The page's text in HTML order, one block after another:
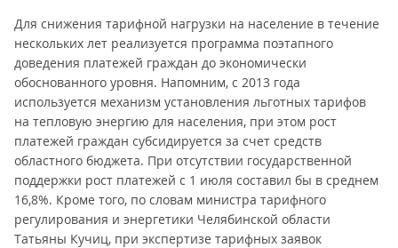
Для снижения тарифной нагрузки на население в течение
нескольких лет реализуется программа поэтапного
доведения платежей граждан до экономически
обоснованного уровня. Напомним, с 2013 года
используется механизм установления льготных тарифов
на тепловую энергию для населения, при этом рост
платежей граждан субсидируется за счет средств
областного бюджета. При отсутствии государственной
поддержки рост платежей с 1 июля составил бы в среднем
16,8%. Кроме того, по словам министра тарифного
регулирования и энергетики Челябинской области
Татьяны Кучиц, при экспертизе тарифных заявок